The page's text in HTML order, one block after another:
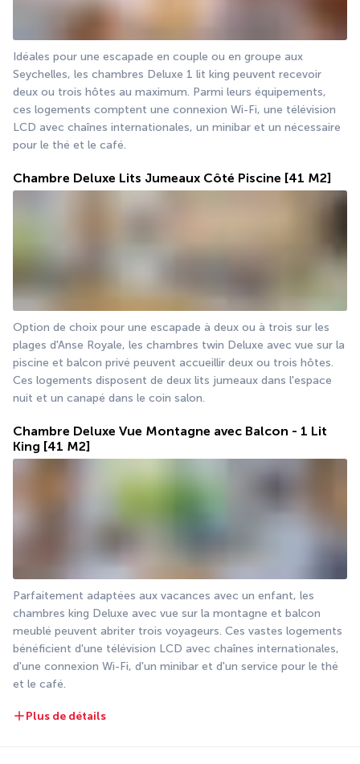
Idéales pour une escapade en couple ou en groupe aux
Seychelles, les chambres Deluxe 1 lit king peuvent recevoir
deux ou trois hôtes au maximum. Parmi leurs équipements,
ces logements comptent une connexion Wi-Fi, une télévision
LCD avec chaînes internationales, un minibar et un nécessaire
pour le thé et le café.
Chambre Deluxe Lits Jumeaux Côté Piscine [41 M2]
Option de choix pour une escapade à deux ou à trois sur les
plages d'Anse Royale, les chambres twin Deluxe avec vue sur la
piscine et balcon privé peuvent accueillir deux ou trois hôtes.
Ces logements disposent de deux lits jumeaux dans l'espace
nuit et un canapé dans le coin salon.
Chambre Deluxe Vue Montagne avec Balcon - 1 Lit
King [41 M2]
Parfaitement adaptées aux vacances avec un enfant, les
chambres king Deluxe avec vue sur la montagne et balcon
meublé peuvent abriter trois voyageurs. Ces vastes logements
bénéficient d'une télévision LCD avec chaînes internationales,
d'une connexion Wi-Fi, d'un minibar et d'un service pour le thé
et le café.
Plus de détails